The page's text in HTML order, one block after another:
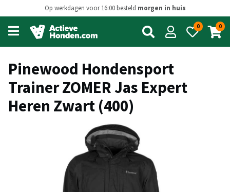
Op werkdagen voor 16:00 besteld morgen in huis
Open
main
menu
0 0
Pinewood Hondensport
Trainer ZOMER Jas Expert
Heren Zwart (400)